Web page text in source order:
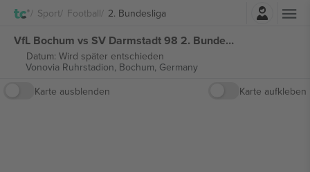
Sport Football 2. Bundesliga
VfL Bochum vs SV Darmstadt 98 2. Bundesliga tickets
Datum: Wird später entschieden
Vonovia Ruhrstadion, Bochum, Germany
Karte ausblenden
Karte aufkleben